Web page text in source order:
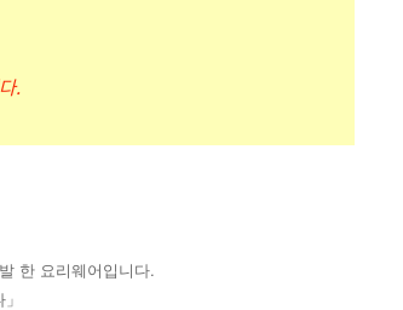
.
한 요리웨어입니다.